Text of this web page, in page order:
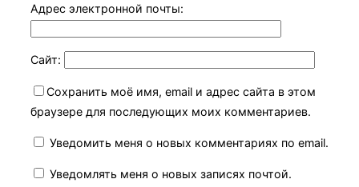
Адрес электронной почты:
Сайт:
Сохранить моё имя, email и адрес сайта в этом
браузере для последующих моих комментариев.
Уведомить меня о новых комментариях по email.
Уведомлять меня о новых записях почтой.